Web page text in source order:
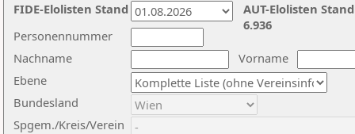
Nachname
Vorname
Ebene
Personennummer
Bundesland
Spgem./Kreis/Verein
AUT-Elolisten
6.936
FIDE-Elolisten Stand